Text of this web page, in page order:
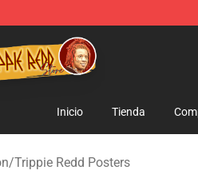
Redd Merchandise Shop
Inicio Tienda
/Trippie Redd Posters